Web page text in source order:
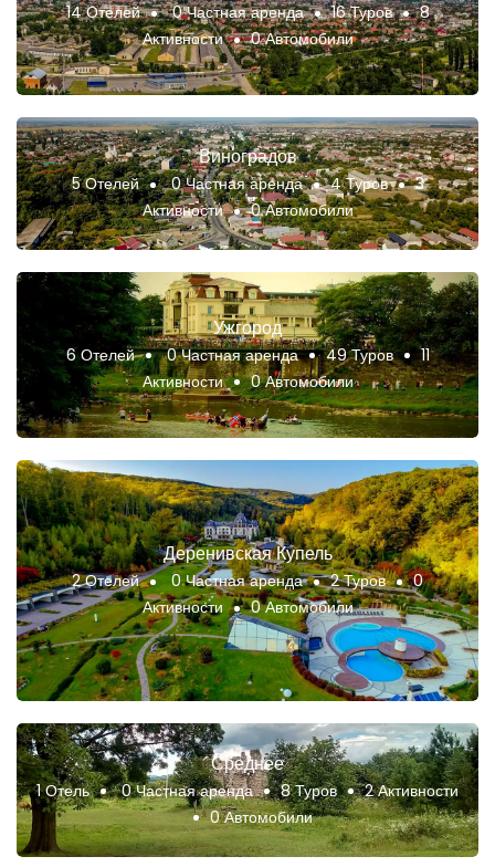
14 Отелей 0 Частная аренда 16 Туров
8
Активности
0 Автомобили
Виноградов
5 Отелей 0 Частная аренда 4 Туров
3
Активности
0 Автомобили
Ужгород
6 Отелей 0 Частная аренда 49 Туров
11
Активности
0 Автомобили
Деренивская Купель
2 Отелей 0 Частная аренда 2 Туров
0
Активности
0 Автомобили
Среднее
1 Отель 0 Частная аренда 8 Туров
2 Активности
0 Автомобили